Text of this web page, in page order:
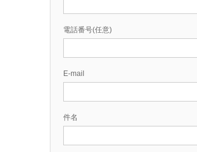
電話番号(任意)
E-mail
件名